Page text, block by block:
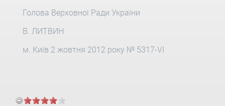
Голова Верховної Ради України
В. ЛИТВИН
м. Київ 2 жовтня 2012 року № 5317-VI